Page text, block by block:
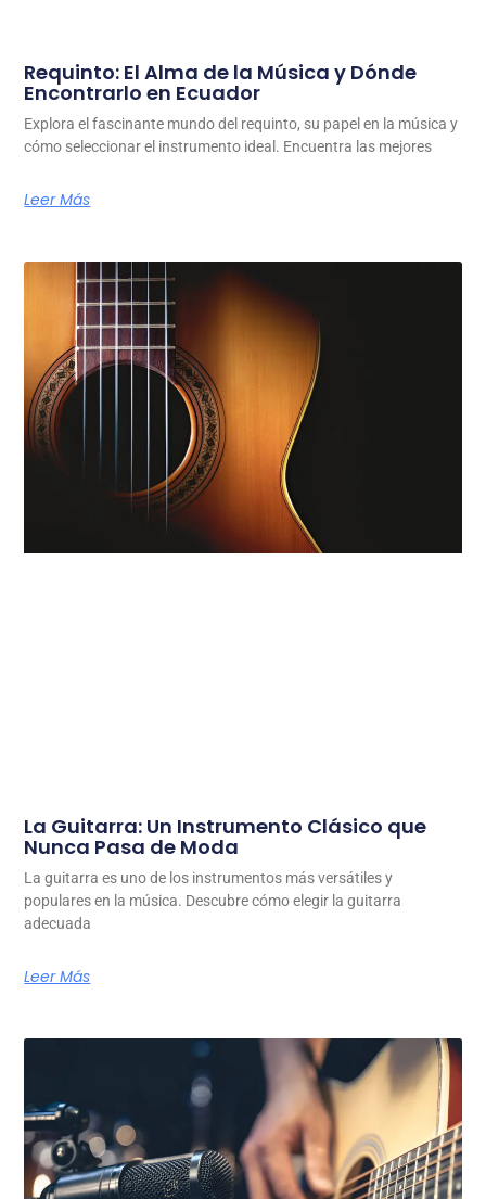
Requinto: El Alma de la Música y Dónde
Encontrarlo en Ecuador
Explora el fascinante mundo del requinto, su papel en la música y
cómo seleccionar el instrumento ideal. Encuentra las mejores
Leer Más
La Guitarra: Un Instrumento Clásico que
Nunca Pasa de Moda
La guitarra es uno de los instrumentos más versátiles y
populares en la música. Descubre cómo elegir la guitarra
adecuada
Leer Más